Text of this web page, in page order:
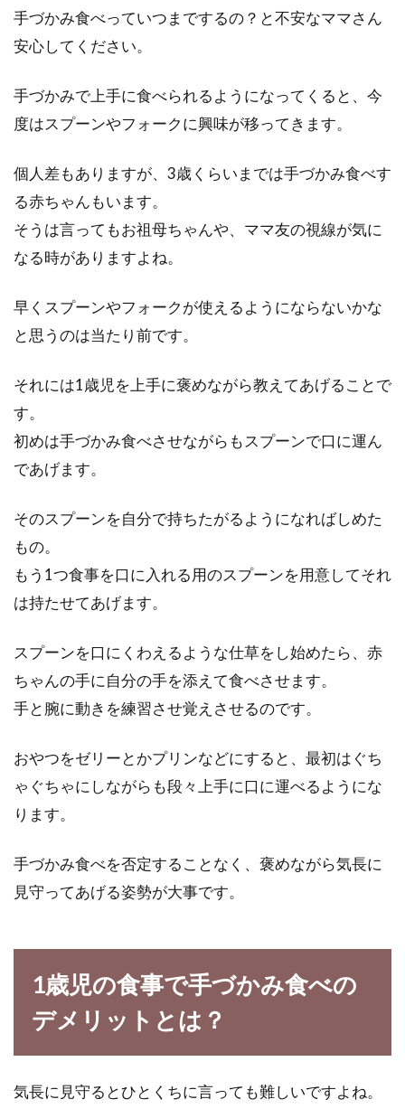
は、健康に良くないの！？
ーパ...
事務職の30代女性の消費カロリーと
摂取カロリーはどの位！？
30代女性で事務職の方は沢山いらっしゃいます
す。...
必要カロリーはそれぞれ違う？女性
手づかみ食べっていつまでするの？と不安なママさん
安心してください。
手づかみで上手に食べられるようになってくると、今
度はスプーンやフォークに興味が移ってきます。
個人差もありますが、3歳くらいまでは手づかみ食べす
る赤ちゃんもいます。
そうは言ってもお祖母ちゃんや、ママ友の視線が気に
なる時がありますよね。
早くスプーンやフォークが使えるようにならないかな
と思うのは当たり前です。
それには1歳児を上手に褒めながら教えてあげることで
す。
初めは手づかみ食べさせながらもスプーンで口に運ん
であげます。
そのスプーンを自分で持ちたがるようになればしめた
もの。
もう1つ食事を口に入れる用のスプーンを用意してそれ
は持たせてあげます。
スプーンを口にくわえるような仕草をし始めたら、赤
ちゃんの手に自分の手を添えて食べさせます。
手と腕に動きを練習させ覚えさせるのです。
おやつをゼリーとかプリンなどにすると、最初はぐち
ゃぐちゃにしながらも段々上手に口に運べるようにな
ります。
手づかみ食べを否定することなく、褒めながら気長に
見守ってあげる姿勢が大事です。
1歳児の食事で手づかみ食べの
デメリットとは？
気長に見守るとひとくちに言っても難しいですよね。